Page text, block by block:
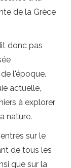
de la Grèce
donc pas
l'époque.
actuelle,
à explorer
nature.
sur le
de tous les
que sur la